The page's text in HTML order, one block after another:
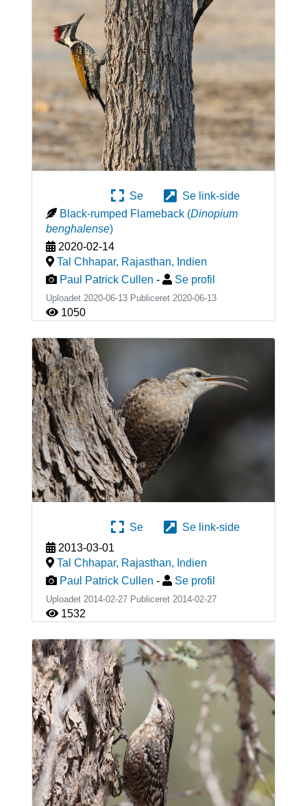
Se
Se link-side
Black-rumped Flameback (Dinopium
benghalense)
2020-02-14
Tal Chhapar, Rajasthan, Indien
Paul Patrick Cullen - Se profil
Uploadet 2020-06-13 Publiceret 2020-06-13
1050
Se
Se link-side
2013-03-01
Tal Chhapar, Rajasthan, Indien
Paul Patrick Cullen - Se profil
Uploadet 2014-02-27 Publiceret 2014-02-27
1532